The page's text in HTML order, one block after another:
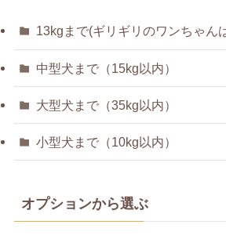
13kgまで(ギリギリのワンちゃん
中型犬まで（15kg以内）
大型犬まで（35kg以内）
小型犬まで（10kg以内）
オプションから選ぶ